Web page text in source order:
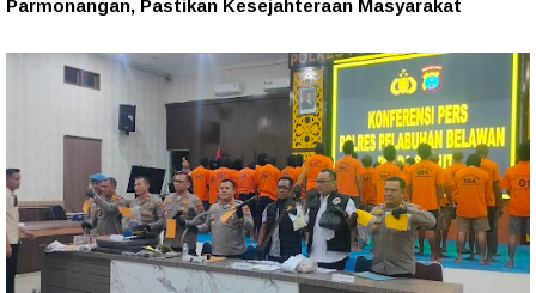
Parmonangan, Pastikan Kesejahteraan Masyarakat